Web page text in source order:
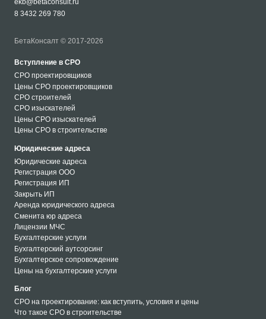
8 3432 269 780
БетаКонсалт © 2017-2026
Вступление в СРО
СРО проектировщиков
Цены СРО проектировщиков
СРО строителей
СРО изыскателей
Цены СРО изыскателей
Цены СРО в строительстве
Юридические адреса
Юридические адреса
Регистрация ООО
Регистрация ИП
Закрыть ИП
Аренда юридического адреса
Сменита юр адреса
Лицензии МЧС
Бухгалтерские услуги
Бухгалтерский аутсорсинг
Бухгалтерское сопровождение
Цены на бухгалтерские услуги
Блог
СРО на проектирование: как вступить, условия и цены
Что такое СРО в строительстве